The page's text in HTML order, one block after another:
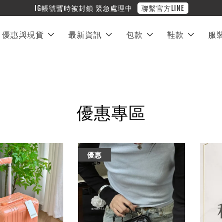
❤︎ 全館滿兩萬享免運
優惠與現貨 最新資訊 包款 鞋款 服
優惠專區
優惠